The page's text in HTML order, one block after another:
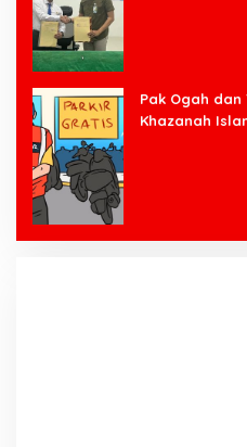
Pak Ogah dan
Khazanah